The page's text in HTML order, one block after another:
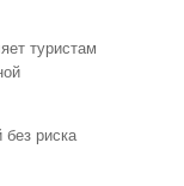
туристам
риска